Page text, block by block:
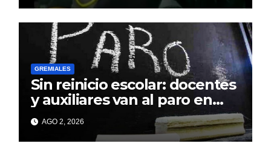
GREMIALES
Sin reinicio escolar: docentes
y auxiliares van al paro en
todo el país
AGO 2, 2026